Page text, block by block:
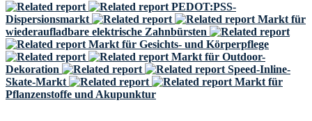
PEDOT:PSS-
Dispersionsmarkt
Markt für
wiederaufladbare elektrische Zahnbürsten
Markt für Gesichts- und Körperpflege
Markt für Outdoor-
Dekoration
Speed-Inline-
Skate-Markt
Markt für
Pflanzenstoffe und Akupunktur